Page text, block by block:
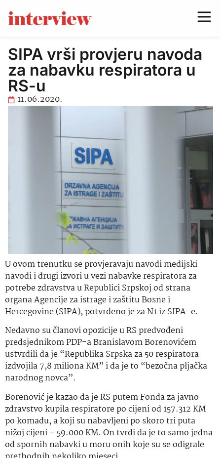
SIPA vrši provjeru navoda
za nabavku respiratora u
RS-u
11.06.2020.
U ovom trenutku se provjeravaju navodi medijski
navodi i drugi izvori u vezi nabavke respiratora za
potrebe zdravstva u Republici Srpskoj od strana
organa Agencije za istrage i zaštitu Bosne i
Hercegovine (SIPA), potvrđeno je za N1 iz SIPA-e.
Nedavno su članovi opozicije u RS predvođeni
predsjednikom PDP-a Branislavom Borenovićem
ustvrdili da je “Republika Srpska za 50 respiratora
izdvojila 7,8 miliona KM” i da je to “bezočna pljačka
narodnog novca”.
Borenović je kazao da je RS putem Fonda za javno
zdravstvo kupila respiratore po cijeni od 157.312 KM
po komadu, a koji su nabavljeni po skoro tri puta
nižoj cijeni – 59.000 KM. On tvrdi da je to samo jedna
od spornih nabavki u moru onih koje su se odigrale